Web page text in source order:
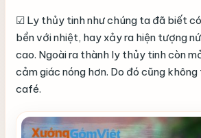
☑ Ly thủy tinh như chúng ta đã biết
bền với nhiệt, hay xảy ra hiện tượng
cao. Ngoài ra thành ly thủy tinh còn
cảm giác nóng hơn. Do đó cũng
café.